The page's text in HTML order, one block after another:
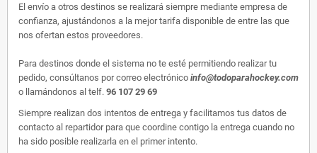
El envío a otros destinos se realizará siempre mediante empresa de
confianza, ajustándonos a la mejor tarifa disponible de entre las que
nos ofertan estos proveedores.
Para destinos donde el sistema no te esté permitiendo realizar tu
pedido, consúltanos por correo electrónico info@todoparahockey.com
o llamándonos al telf. 96 107 29 69
Siempre realizan dos intentos de entrega y facilitamos tus datos de
contacto al repartidor para que coordine contigo la entrega cuando no
ha sido posible realizarla en el primer intento.